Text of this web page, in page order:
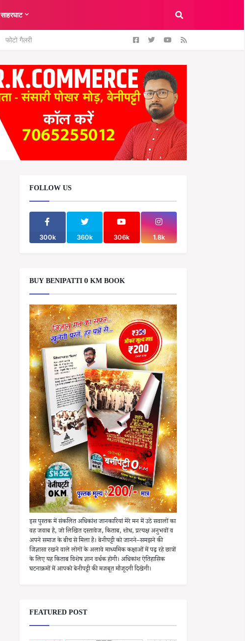
साहरघाट
फोटो गैलरी
FOLLOW US
300k 360k 306k 1.8k
BUY BENIPATTI 0 KM BOOK
इस पुस्तक में संकलित अधिकांश जानकारियां मेरे मन में उठे सवालों का
वह जवाब है, जो लिखित दस्तावेज, किताब, शोध, प्रत्यक्ष अनुभवों व
अपने समाज के बीच से मिला है। बेनीपट्टी को जानने–समझने की
जिज्ञासा रखने वाले लोगों के अलावे माध्यमिक कक्षाओं में पढ़ रहे छात्रों
के लिए यह किताब विशेष ज्ञान वर्धक होगी। अधिकांश ऐतिहासिक
घटनाक्रमों में आपको बेनीपट्टी की मजबूत मौजूदगी दिखेगी।
FEATURED POST